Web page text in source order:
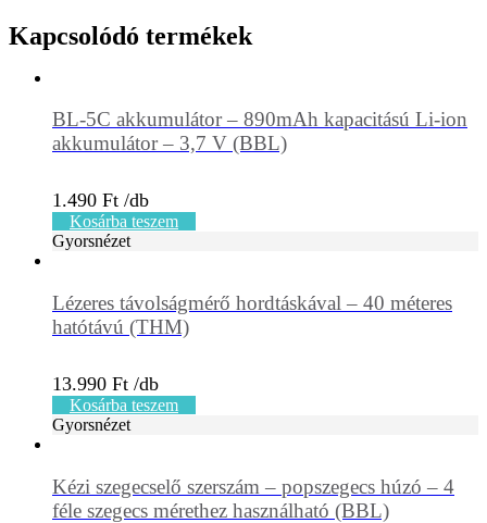
Kapcsolódó termékek
BL-5C akkumulátor – 890mAh kapacitású Li-ion
akkumulátor – 3,7 V (BBL)
1.490 Ft
Kosárba teszem
Gyorsnézet
Lézeres távolságmérő hordtáskával – 40 méteres
hatótávú (THM)
13.990 Ft
Kosárba teszem
Gyorsnézet
Kézi szegecselő szerszám – popszegecs húzó – 4
féle szegecs mérethez használható (BBL)